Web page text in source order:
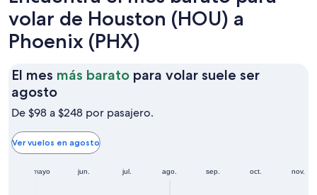
volar de Houston (HOU) a
Phoenix (PHX)
El mes más barato para volar suele ser
agostoEl
mes
barato
para
volar
De $98 a $248 por pasajero.
Ver vuelos en agosto
mayo jun. jul. ago. sep. oct. nov.